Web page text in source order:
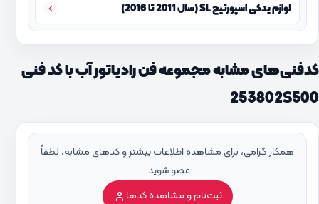
لوازم یدکی اسپورتیج SL (سال 2011 تا 2016)
کدفنی‌های مشابه مجموعه فن رادیاتور آب با کد فنی
253802S500
همکار گرامی، برای مشاهده اطلاعات بیشتر و کدهای مشابه، لطفاً
عضو شوید.
ثبت‌نام و مشاهده کدها